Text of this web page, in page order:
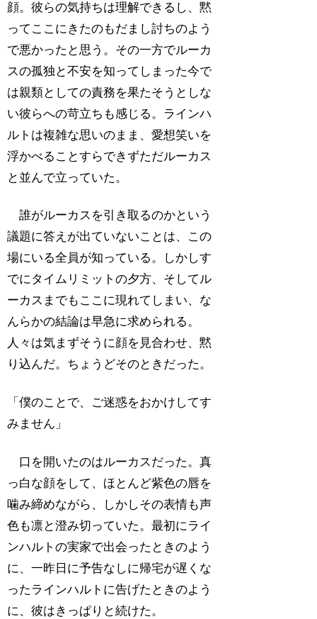
顔。彼らの気持ちは理解できるし、黙
ってここにきたのもだまし討ちのよう
で悪かったと思う。その一方でルーカ
スの孤独と不安を知ってしまった今で
は親類としての責務を果たそうとしな
い彼らへの苛立ちも感じる。ラインハ
ルトは複雑な思いのまま、愛想笑いを
浮かべることすらできずただルーカス
と並んで立っていた。
誰がルーカスを引き取るのかという
議題に答えが出ていないことは、この
場にいる全員が知っている。しかしす
でにタイムリミットの夕方、そしてル
ーカスまでもここに現れてしまい、な
んらかの結論は早急に求められる。
人々は気まずそうに顔を見合わせ、黙
り込んだ。ちょうどそのときだった。
「僕のことで、ご迷惑をおかけしてす
みません」
口を開いたのはルーカスだった。真
っ白な顔をして、ほとんど紫色の唇を
噛み締めながら、しかしその表情も声
色も凛と澄み切っていた。最初にライ
ンハルトの実家で出会ったときのよう
に、一昨日に予告なしに帰宅が遅くな
ったラインハルトに告げたときのよう
に、彼はきっぱりと続けた。